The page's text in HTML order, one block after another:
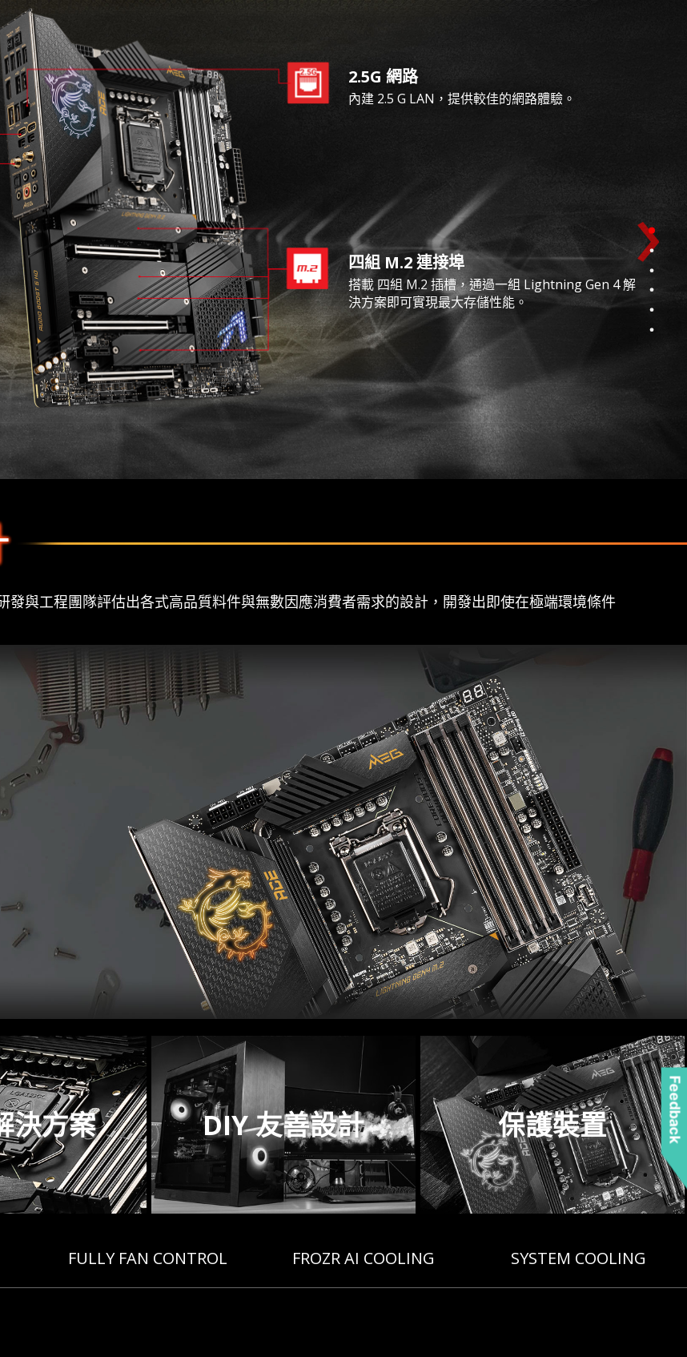
四組 M.2 連接埠
搭載 四組 M.2 插槽，通過一組 Lightning Gen 4 解
決方案即可實現最大存儲性能。
2.5G 網路
內建 2.5 G LAN，提供較佳的網路體驗。
›
發與工程團隊評估出各式高品質料件與無數因應消費者需求的設計，開發出即使在極端環境條件
決方案 DIY 友善設計 保護裝置
FULLY FAN CONTROL FROZR AI COOLING SYSTEM COOLING
Feedback